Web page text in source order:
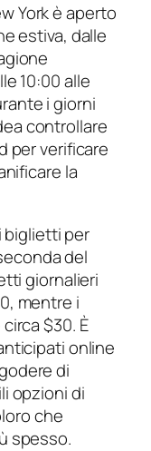
York è aperto
estiva, dalle
10:00 alle
i giorni
controllare
per verificare
la
biglietti per
del
giornalieri
mentre i
$30. È
online
di
opzioni di
che
spesso.